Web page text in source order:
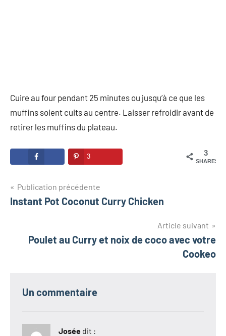
Cuire au four pendant 25 minutes ou jusqu’à ce que les
muffins soient cuits au centre. Laisser refroidir avant de
retirer les muffins du plateau.
3
SHARES
3
Navigation
de
Publication précédente
Instant Pot Coconut Curry Chicken
Article suivant
Poulet au Curry et noix de coco avec votre
Cookeo
Un commentaire
Josée dit :